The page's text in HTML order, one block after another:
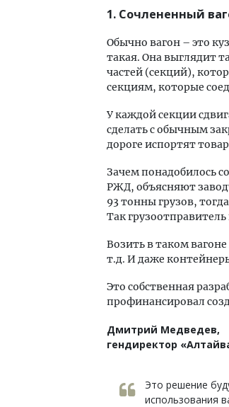
1. Сочлененный
Обычно вагон – это
такая. Она выглядит
частей (секций),
секциям, которые
У каждой секции
сделать с обычным
дороге испортят
Зачем понадобилось
РЖД, объясняют
93 тонны грузов,
Так
Возить в таком
т.д. И даже
Это собственная
профинансировал
Дмитрий Медведев,
гендиректор
Это решение
использования